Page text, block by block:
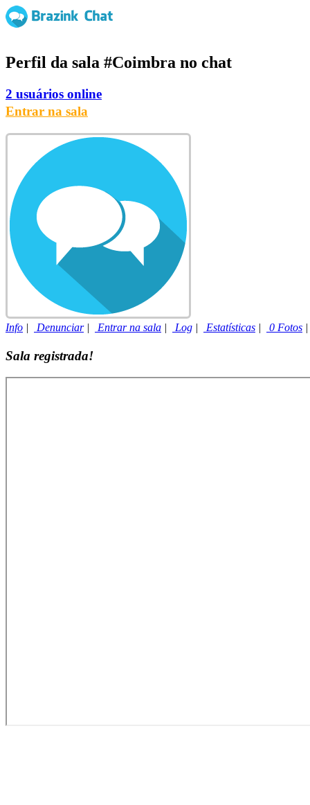
Perfil da sala #Coimbra no chat
2 usuários online
Entrar na sala
Info | Denunciar| Entrar na sala | Log | Estatísticas | 0 Fotos
Sala registrada!